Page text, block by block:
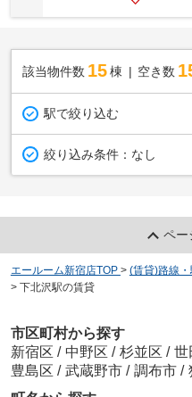
該当物件数 15棟 空き数
駅で絞り込む
絞り込み条件： なし
ペー
エールーム新宿店TOP > (賃貸)路線
> 下北沢駅の賃貸
市区町村から探す
新宿区 / 中野区 / 杉並区 / 世
豊島区 / 武蔵野市 / 調布市 /